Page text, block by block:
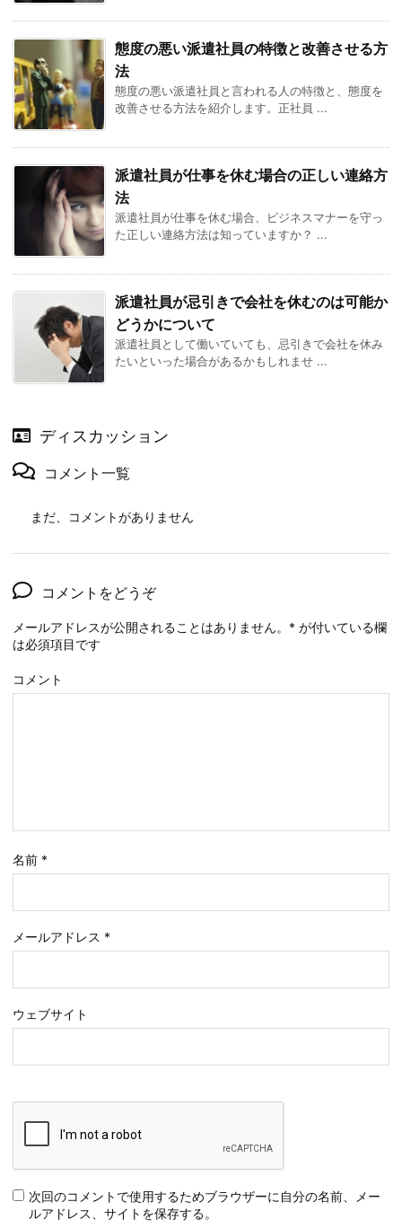
態度の悪い派遣社員の特徴と改善させる方
法
態度の悪い派遣社員と言われる人の特徴と、態度を
改善させる方法を紹介します。正社員 ...
派遣社員が仕事を休む場合の正しい連絡方
法
派遣社員が仕事を休む場合、ビジネスマナーを守っ
た正しい連絡方法は知っていますか？ ...
派遣社員が忌引きで会社を休むのは可能か
どうかについて
派遣社員として働いていても、忌引きで会社を休み
たいといった場合があるかもしれませ ...
ディスカッション
コメント一覧
まだ、コメントがありません
コメントをどうぞ
メールアドレスが公開されることはありません。 * が付いている欄
は必須項目です
コメント
名前 *
メールアドレス *
ウェブサイト
次回のコメントで使用するためブラウザーに自分の名前、メー
ルアドレス、サイトを保存する。